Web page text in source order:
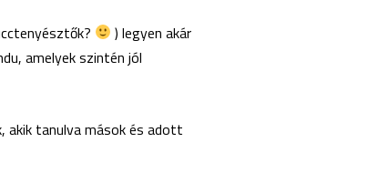
) legyen akár
amelyek szintén jól
akik tanulva mások és adott